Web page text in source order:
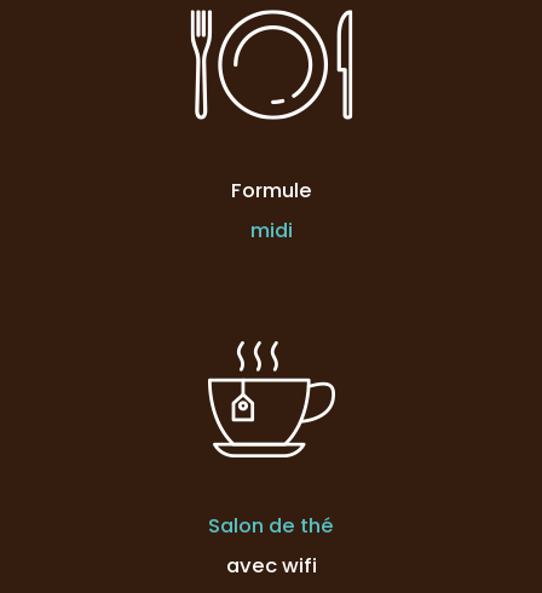
Formule
midi
Salon de thé
avec wifi